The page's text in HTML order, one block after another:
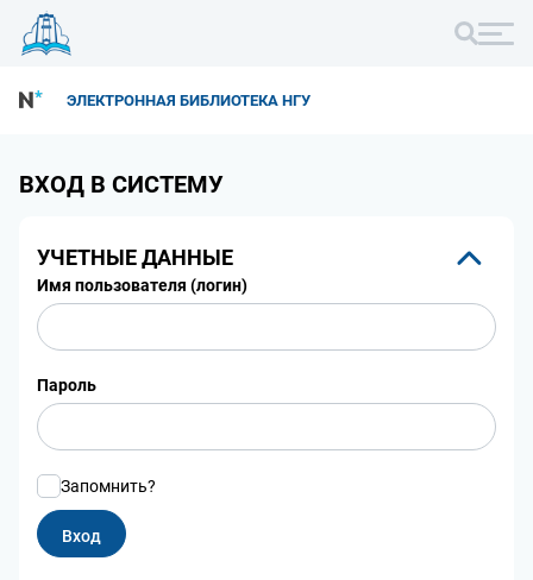
ЭЛЕКТРОННАЯ БИБЛИОТЕКА НГУ
ВХОД В СИСТЕМУ
УЧЕТНЫЕ ДАННЫЕ
Имя пользователя (логин)
Пароль
Запомнить?